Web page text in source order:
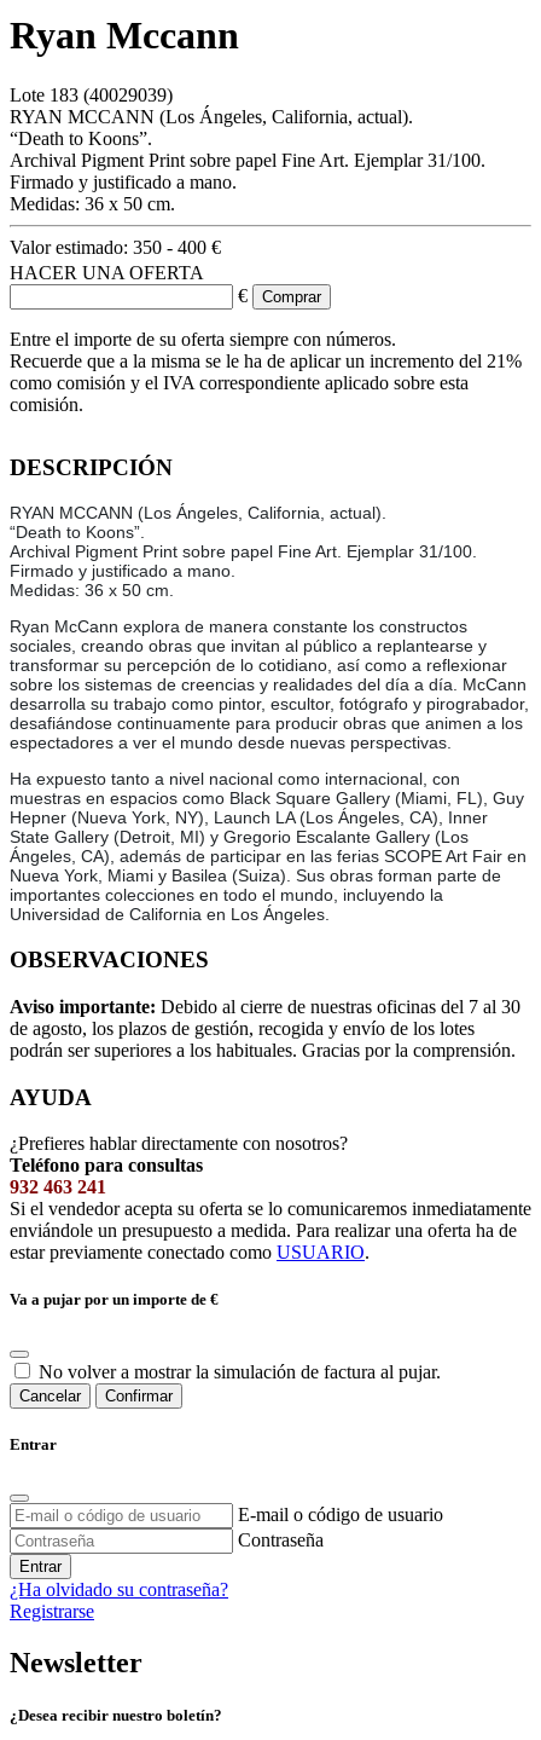
Ryan Mccann
Lote 183 (40029039)
RYAN MCCANN (Los Ángeles, California, actual).
“Death to Koons”.
Archival Pigment Print sobre papel Fine Art. Ejemplar 31/100.
Firmado y justificado a mano.
Medidas: 36 x 50 cm.
Valor estimado: 350 - 400 €
HACER UNA OFERTA
€
Entre el importe de su oferta siempre con números.
Recuerde que a la misma se le ha de aplicar un incremento del 21%
como comisión y el IVA correspondiente aplicado sobre esta
comisión.
DESCRIPCIÓN
RYAN MCCANN (Los Ángeles, California, actual).
“Death to Koons”.
Archival Pigment Print sobre papel Fine Art. Ejemplar 31/100.
Firmado y justificado a mano.
Medidas: 36 x 50 cm.
Ryan McCann explora de manera constante los constructos
sociales, creando obras que invitan al público a replantearse y
transformar su percepción de lo cotidiano, así como a reflexionar
sobre los sistemas de creencias y realidades del día a día. McCann
desarrolla su trabajo como pintor, escultor, fotógrafo y pirograbador,
desafiándose continuamente para producir obras que animen a los
espectadores a ver el mundo desde nuevas perspectivas.
Ha expuesto tanto a nivel nacional como internacional, con
muestras en espacios como Black Square Gallery (Miami, FL), Guy
Hepner (Nueva York, NY), Launch LA (Los Ángeles, CA), Inner
State Gallery (Detroit, MI) y Gregorio Escalante Gallery (Los
Ángeles, CA), además de participar en las ferias SCOPE Art Fair en
Nueva York, Miami y Basilea (Suiza). Sus obras forman parte de
importantes colecciones en todo el mundo, incluyendo la
Universidad de California en Los Ángeles.
OBSERVACIONES
Aviso importante: Debido al cierre de nuestras oficinas del 7 al 30
de agosto, los plazos de gestión, recogida y envío de los lotes
podrán ser superiores a los habituales. Gracias por la comprensión.
AYUDA
¿Prefieres hablar directamente con nosotros?
Teléfono para consultas
932 463 241
Si el vendedor acepta su oferta se lo comunicaremos inmediatamente
enviándole un presupuesto a medida. Para realizar una oferta ha de
estar previamente conectado como USUARIO.
Va a pujar por un importe de €
No volver a mostrar la simulación de factura al pujar.
Cancelar Confirmar
Entrar
E-mail o código de usuario
Contraseña
Entrar
¿Ha olvidado su contraseña?
Registrarse
Newsletter
¿Desea recibir nuestro boletín?